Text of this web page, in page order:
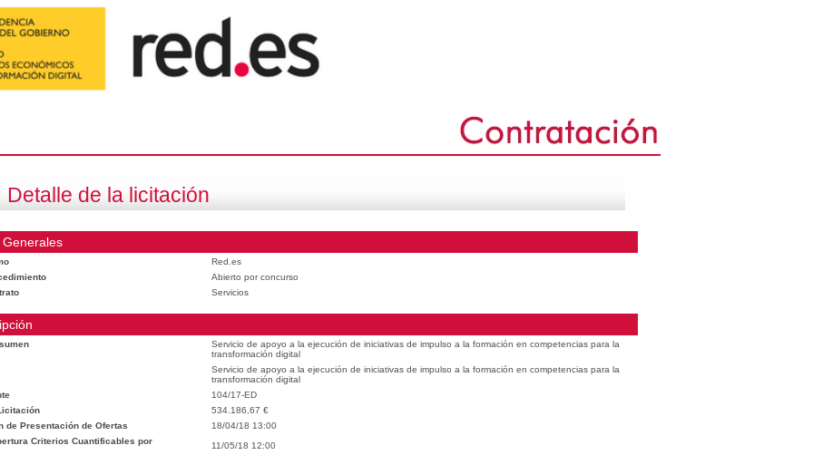
Detalle de la licitación
Generales
Red.es
Abierto por concurso
Servicios
Servicio de apoyo a la ejecución de iniciativas de impulso a la formación en competencias para la
transformación digital
Servicio de apoyo a la ejecución de iniciativas de impulso a la formación en competencias para la
transformación digital
104/17-ED
534.186,67 €
de Presentación de Ofertas
18/04/18 13:00
Criterios Cuantificables por
11/05/18 12:00